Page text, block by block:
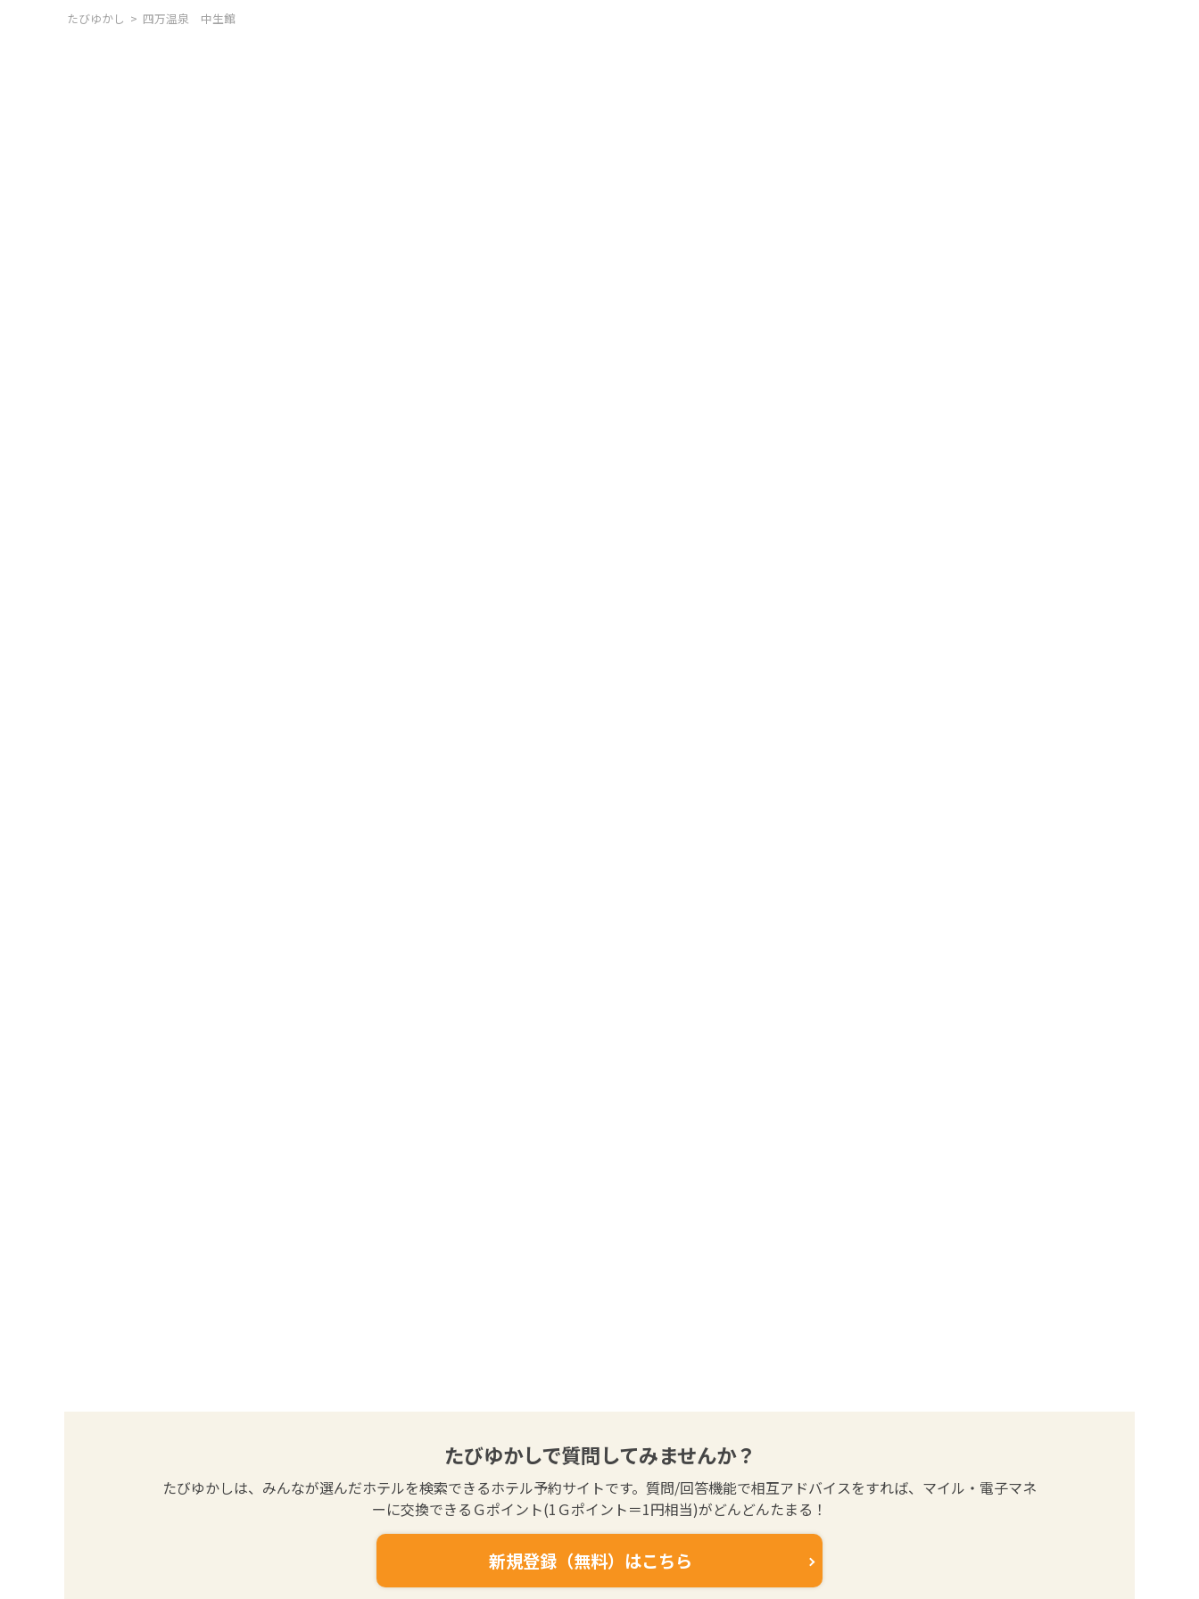
たびゆかし 四万温泉 中生館
たびゆかしで質問してみませんか？
たびゆかしは、みんなが選んだホテルを検索できるホテル予約サイトです。質問/回答機能で相互アドバイスをすれば、マイル・電子マネ
ーに交換できるＧポイント(1Ｇポイント＝1円相当)がどんどんたまる！
新規登録（無料）はこちら